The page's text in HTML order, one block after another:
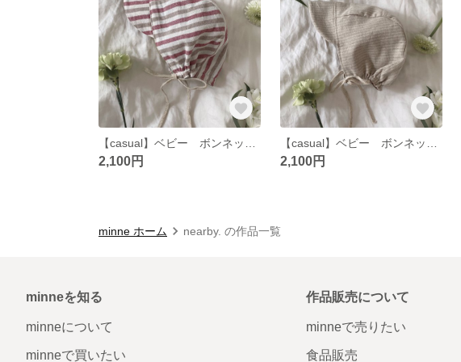
2,100円 2,100円
minne ホーム nearby. の作品一覧
minneを知る
minneについて
minneで買いたい
作品販売について
minneで売りたい
食品販売